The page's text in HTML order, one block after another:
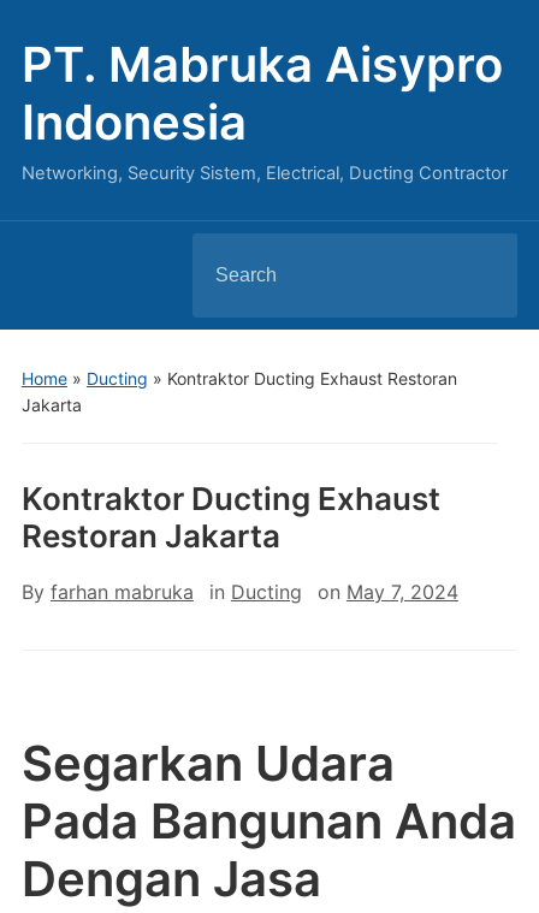
PT. Mabruka Aisypro
Indonesia
Networking, Security Sistem, Electrical, Ducting Contractor
for:
Home» Ducting » Kontraktor Ducting Exhaust Restoran
Jakarta
Kontraktor Ducting Exhaust
Restoran Jakarta
By farhan mabruka in Ducting on May 7, 2024
Segarkan Udara
Pada Bangunan Anda
Dengan Jasa